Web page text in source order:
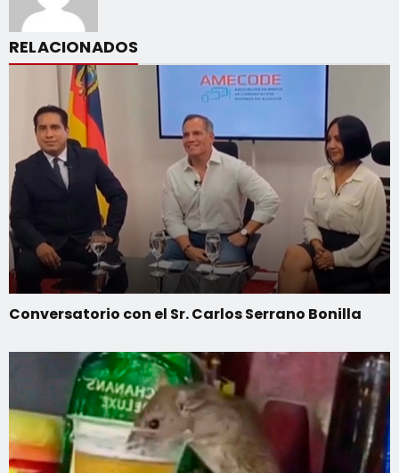
RELACIONADOS
Conversatorio con el Sr. Carlos Serrano Bonilla